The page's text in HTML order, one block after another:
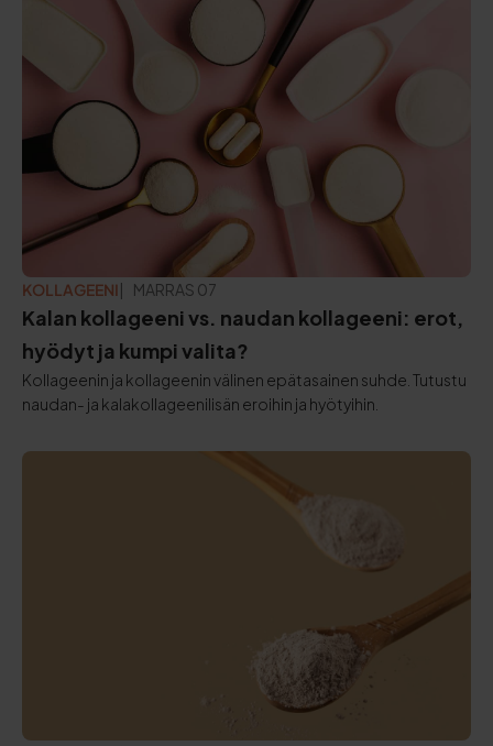
KOLLAGEENI PÄIVITETTY:
MARRAS 07
Kalan kollageeni vs. naudan kollageeni: erot,
hyödyt ja kumpi valita?
Kollageenin ja kollageenin välinen epätasainen suhde. Tutustu
naudan- ja kalakollageenilisän eroihin ja hyötyihin.